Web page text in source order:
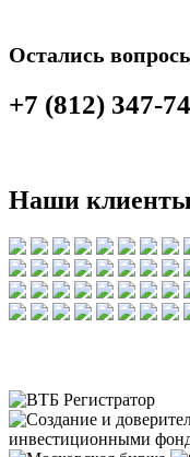
Остались
+7 (812) 347-
Наши клиенты